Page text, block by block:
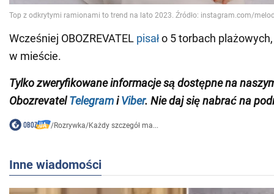
Wcześniej OBOZREVATEL pisało 5 torbach
w mieście.
Tylko zweryfikowane informacje są dostępne na
ObozrevatelTelegramiViber. Nie daj się nabrać na
/Rozrywka/Każdy szczegół ma...
Inne wiadomości